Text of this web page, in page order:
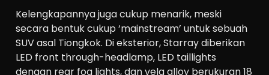
Kelengkapannya juga cukup menarik, meski
secara bentuk cukup ‘mainstream’ untuk sebuah
SUV asal Tiongkok. Di eksterior, Starray diberikan
LED front through-headlamp, LED taillights
dengan rear fog lights, dan velg alloy berukuran 18